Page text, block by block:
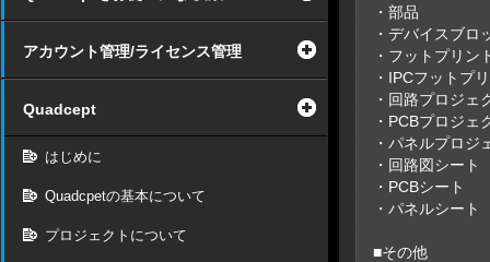
アカウント管理/ライセンス管理
Quadcept
はじめに
Quadcpetの基本について
プロジェクトについて
・部品
・デバイスブロ
・フットプリン
・IPCフットプ
・回路プロジェ
・PCBプロジェ
・パネルプロジ
・回路図シート
・PCBシート
・パネルシート
■その他